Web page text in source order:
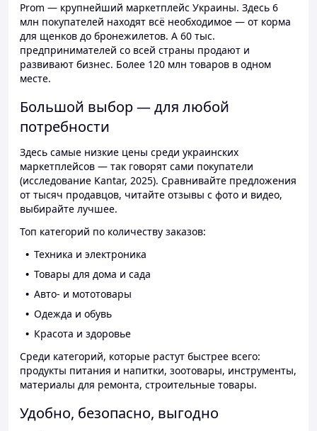
Prom — крупнейший маркетплейс Украины. Здесь 6
млн покупателей находят всё необходимое — от корма
для щенков до бронежилетов. А 60 тыс.
предпринимателей со всей страны продают и
развивают бизнес. Более 120 млн товаров в одном
месте.
Большой выбор — для любой
потребности
Здесь самые низкие цены среди украинских
маркетплейсов — так говорят сами покупатели
(исследование Kantar, 2025). Сравнивайте предложения
от тысяч продавцов, читайте отзывы с фото и видео,
выбирайте лучшее.
Топ категорий по количеству заказов:
Техника и электроника
Товары для дома и сада
Авто- и мототовары
Одежда и обувь
Красота и здоровье
Среди категорий, которые растут быстрее всего:
продукты питания и напитки, зоотовары, инструменты,
материалы для ремонта, строительные товары.
Удобно, безопасно, выгодно